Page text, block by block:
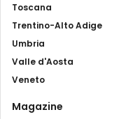
Toscana
Trentino-Alto Adige
Umbria
Valle d'Aosta
Veneto
Magazine